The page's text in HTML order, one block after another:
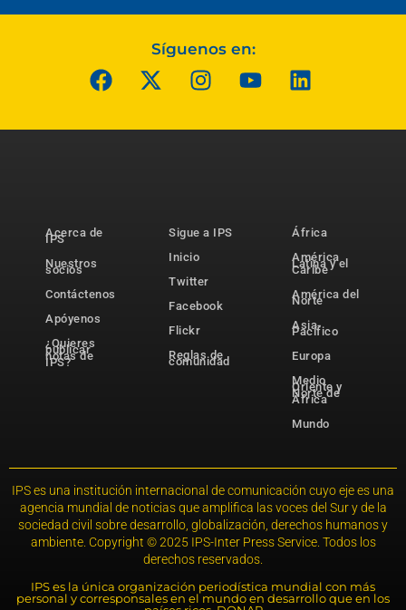
Síguenos en:
Acerca de
IPS
Nuestros
socios
Contáctenos
Apóyenos
¿Quieres
publicar
notas de
IPS?
Sigue a IPS
Inicio
Twitter
Facebook
Flickr
Reglas de
comunidad
África
América
Latina y el
Caribe
América del
Norte
Asia-
Pacífico
Europa
Medio
Oriente y
Norte de
África
Mundo
IPS es una institución internacional de comunicación cuyo eje es una
agencia mundial de noticias que amplifica las voces del Sur y de la
sociedad civil sobre desarrollo, globalización, derechos humanos y
ambiente. Copyright © 2025 IPS-Inter Press Service. Todos los
derechos reservados.
IPS es la única organización periodística mundial con más
personal y corresponsales en el mundo en desarrollo que en los